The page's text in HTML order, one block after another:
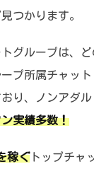
つかります。
グループは、
プ所属チャッ
り、ノンアダ
実績多数！
稼ぐトップチャ